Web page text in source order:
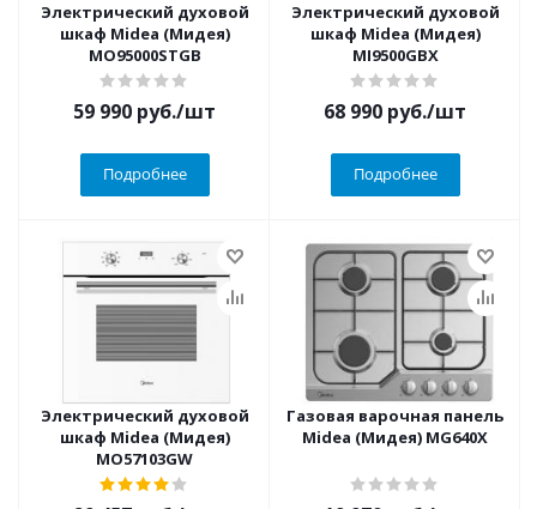
Электрический духовой
шкаф Midea (Мидея)
MO95000STGB
59 990 руб./шт
Подробнее
Электрический духовой
шкаф Midea (Мидея)
MI9500GBX
68 990 руб./шт
Подробнее
Электрический духовой
шкаф Midea (Мидея)
MO57103GW
Газовая варочная панель
Midea (Мидея) MG640X